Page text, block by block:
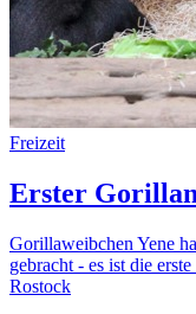
Freizeit
Erster
Gorillaweibchen Yene
gebracht - es ist die
Rostock